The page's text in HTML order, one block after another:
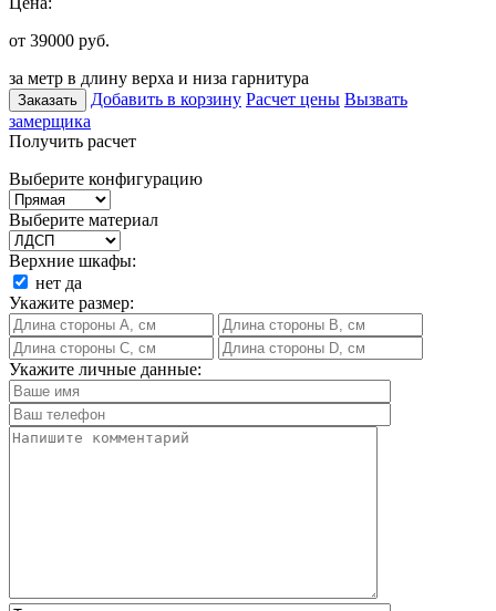
от 39000 руб.
за метр в длину верха и низа гарнитура
Заказать Добавить в корзину Расчет цены Вызвать
замерщика
Получить расчет
Выберите конфигурацию
Выберите материал
Верхние шкафы:
нет да
Укажите размер:
Укажите личные данные: